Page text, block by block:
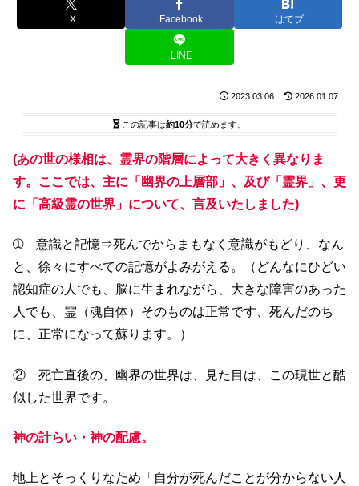
X Facebook はてブ
LINE
2023.03.06 2026.01.07
この記事は約10分で読めます。
(あの世の様相は、霊界の階層によって大きく異なりま
す。ここでは、主に「幽界の上層部」、及び「霊界」、更
に「高級霊の世界」について、言及いたしました)
➀ 意識と記憶⇒死んでからまもなく意識がもどり、なん
と、徐々にすべての記憶がよみがえる。（どんなにひどい
認知症の人でも、脳に生まれながら、大きな障害のあった
人でも、霊（魂自体）そのものは正常です、死んだのち
に、正常になって蘇ります。）
② 死亡直後の、幽界の世界は、見た目は、この現世と酷
似した世界です。
神の計らい・神の配慮。
地上とそっくりなため「自分が死んだことが分からない人